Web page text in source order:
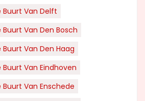
Buurt Van Delft
Van Den Bosch
Van Den Haag
Van Eindhoven
Van Enschede